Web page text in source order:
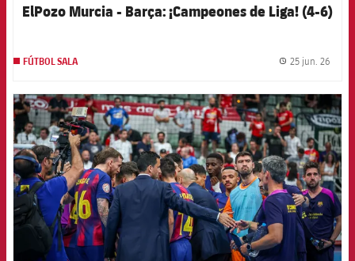
ElPozo Murcia - Barça: ¡Campeones de Liga! (4-6)
FÚTBOL SALA 25 jun. 26
FCB Barcelona badge